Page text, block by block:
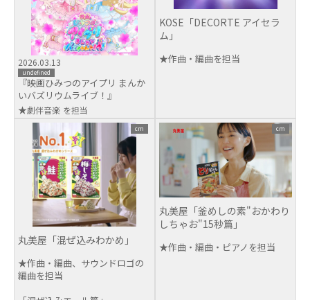
2026.03.13
undefined
『映画ひみつのアイプリ まんか
いバズリウムライブ！』
劇伴音楽
KOSE「DECORTE アイセラ
ム」
★作曲・編曲を担当
丸美屋「混ぜ込みわかめ」
★作曲・編曲、サウンドロゴの
編曲を担当
cm
丸美屋「釜めしの素"おかわり
しちゃお"15秒篇」
★作曲・編曲・ピアノを担当
cm